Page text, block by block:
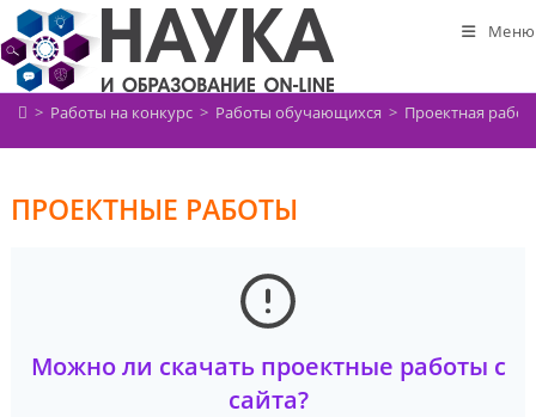
Перейти
к
содержимому
Меню
> Работы на конкурс > Работы обучающихся > Проектная
ПРОЕКТНЫЕ РАБОТЫ
Можно ли скачать проектные работы с
сайта?